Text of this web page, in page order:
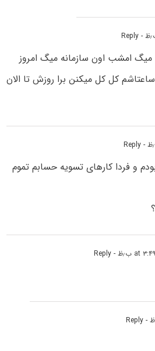
- Reply
امشب اون سازمانه میگ امروز
کل کل میکنن برا روزش تا الان
- Reply
و فردا کارهای تسویه حسابم تموم
- Reply
- Reply